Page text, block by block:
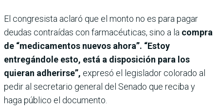
El congresista aclaró que el monto no es para pagar
deudas contraídas con farmacéuticas, sino a la compra
de “medicamentos nuevos ahora”. “Estoy
entregándole esto, está a disposición para los
quieran adherirse”, expresó el legislador colorado al
pedir al secretario general del Senado que reciba y
haga público el documento.